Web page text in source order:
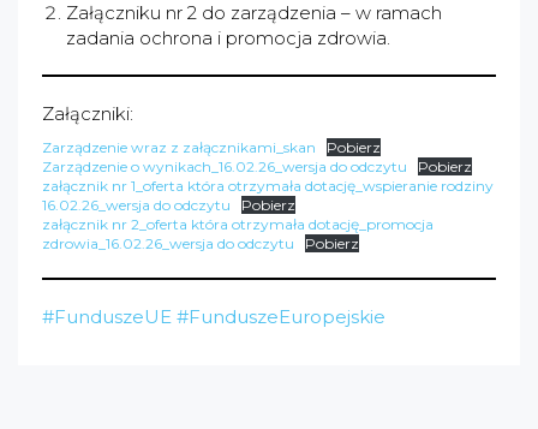
Załączniku nr 2 do zarządzenia – w ramach
zadania ochrona i promocja zdrowia.
Załączniki:
Zarządzenie wraz z załącznikami_skan
Pobierz
Zarządzenie o wynikach_16.02.26_wersja do odczytu
Pobierz
załącznik nr 1_oferta która otrzymała dotację_wspieranie rodziny
16.02.26_wersja do odczytu
Pobierz
załącznik nr 2_oferta która otrzymała dotację_promocja
zdrowia_16.02.26_wersja do odczytu
Pobierz
#FunduszeUE #FunduszeEuropejskie